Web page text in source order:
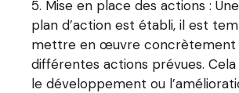
Mise en place des actions :
plan d’action est établi, il est
mettre en œuvre concrètement
différentes actions prévues.
le développement ou